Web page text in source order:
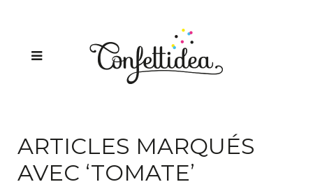
ARTICLES MARQUÉS
AVEC ‘TOMATE’